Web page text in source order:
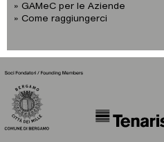
GAMeC per le Aziende
Come raggiungerci